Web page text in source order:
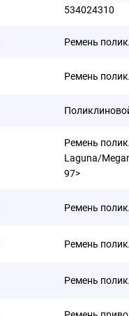
534024310
Ремень
Ремень
Ремень
Laguna/
97>
Ремень
Ремень
Ремень